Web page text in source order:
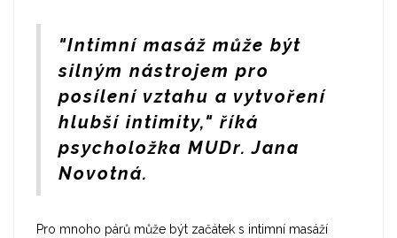
"Intimní masáž může být
silným nástrojem pro
posílení vztahu a vytvoření
hlubší intimity," říká
psycholožka MUDr. Jana
Novotná.
Pro mnoho párů může být začátek s intimní masáží